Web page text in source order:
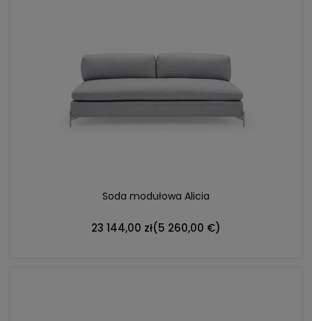
Soda modułowa Alicia
23 144,00 zł(5 260,00 €)